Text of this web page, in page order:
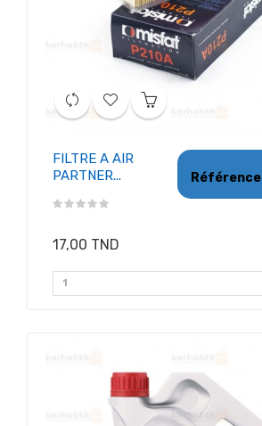
Référence
FILTRE A AIR
PARTNER...
17,00 TND